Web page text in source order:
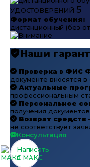
УДОСТОВЕРЕНИЙ 5
Формат обучения:
дистанционный (без
Наши
Проверка в ФИС
документе вносятся
Актуальные
профессиональным
Персональное
получения
Возврат средств
не соответствует
Консультация
Написать
в МАКС